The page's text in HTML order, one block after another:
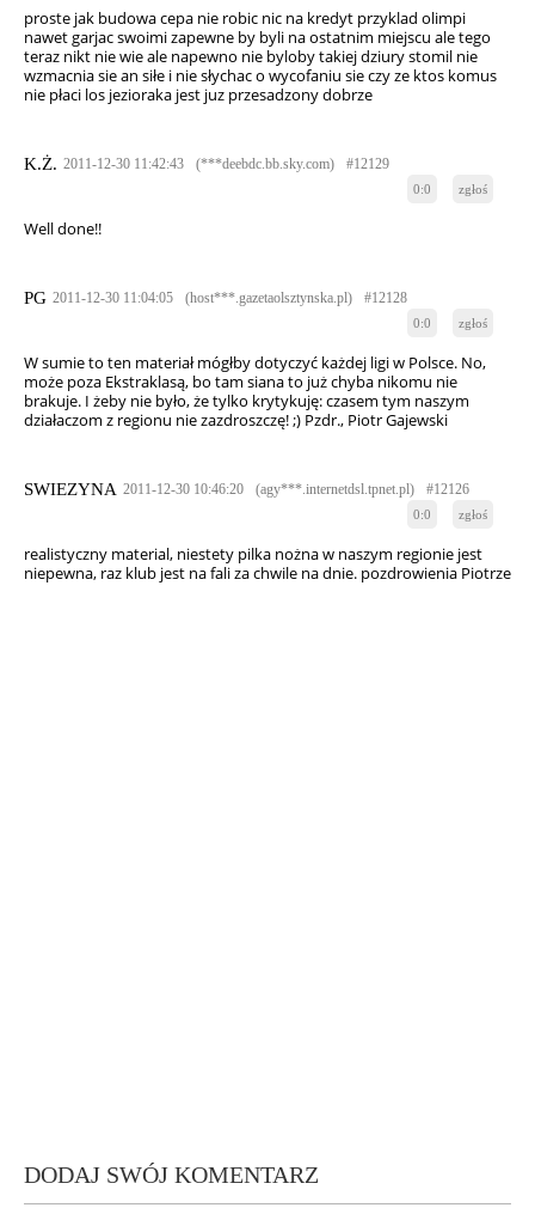
proste jak budowa cepa nie robic nic na kredyt przyklad olimpi
nawet garjac swoimi zapewne by byli na ostatnim miejscu ale tego
teraz nikt nie wie ale napewno nie byloby takiej dziury stomil nie
wzmacnia sie an siłe i nie słychac o wycofaniu sie czy ze ktos komus
nie płaci los jezioraka jest juz przesadzony dobrze
K.Ż. 2011-12-30 11:42:43 (***deebdc.bb.sky.com) #12129
0:0 zgłoś
Well done!!
PG 2011-12-30 11:04:05 (host***.gazetaolsztynska.pl) #12128
0:0 zgłoś
W sumie to ten materiał mógłby dotyczyć każdej ligi w Polsce. No,
może poza Ekstraklasą, bo tam siana to już chyba nikomu nie
brakuje. I żeby nie było, że tylko krytykuję: czasem tym naszym
działaczom z regionu nie zazdroszczę! ;) Pzdr., Piotr Gajewski
SWIEZYNA 2011-12-30 10:46:20 (agy***.internetdsl.tpnet.pl) #12126
0:0 zgłoś
realistyczny material, niestety pilka nożna w naszym regionie jest
niepewna, raz klub jest na fali za chwile na dnie. pozdrowienia Piotrze
DODAJ SWÓJ KOMENTARZ